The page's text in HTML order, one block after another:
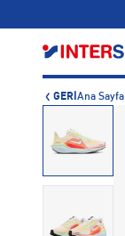
GERİ Ana Sayfa